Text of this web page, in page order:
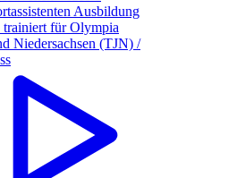
Ausbildung
trainiert für Olympia
Niedersachsen (TJN) /